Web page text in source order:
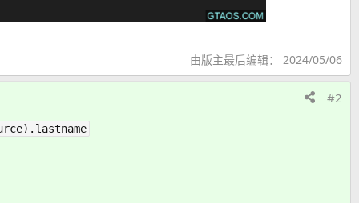
由版主最后编辑： 2024/05/06
#2